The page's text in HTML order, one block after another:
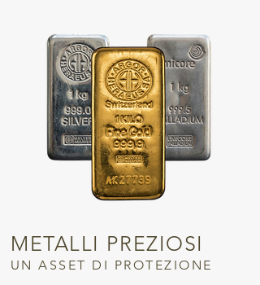
METALLI PREZIOSI
UN ASSET DI PROTEZIONE